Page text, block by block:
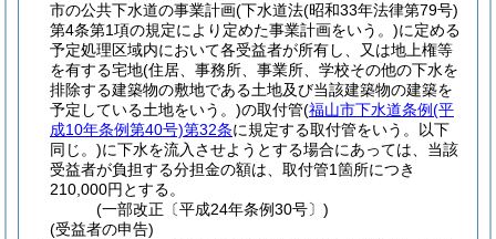
市の公共下水道の事業計画(下水道法(昭和33年法律第79号)
第4条第1項の規定により定めた事業計画をいう。)に定める
予定処理区域内において各受益者が所有し、又は地上権等
を有する宅地(住居、事務所、事業所、学校その他の下水を
排除する建築物の敷地である土地及び当該建築物の建築を
予定している土地をいう。)の取付管(福山市下水道条例(平
成10年条例第40号)第32条に規定する取付管をいう。以下
同じ。)に下水を流入させようとする場合にあっては、当該
受益者が負担する分担金の額は、取付管1箇所につき
210,000円とする。
(一部改正〔平成24年条例30号〕)
(受益者の申告)